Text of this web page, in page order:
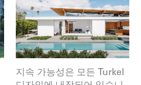
지속 가능성은 모든 Turkel